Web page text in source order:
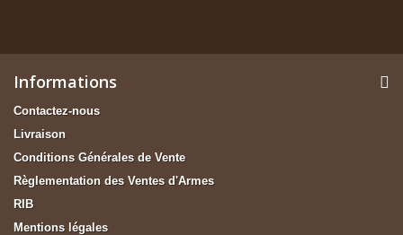
Informations
Contactez-nous
Livraison
Conditions Générales de Vente
Règlementation des Ventes d'Armes
RIB
Mentions légales